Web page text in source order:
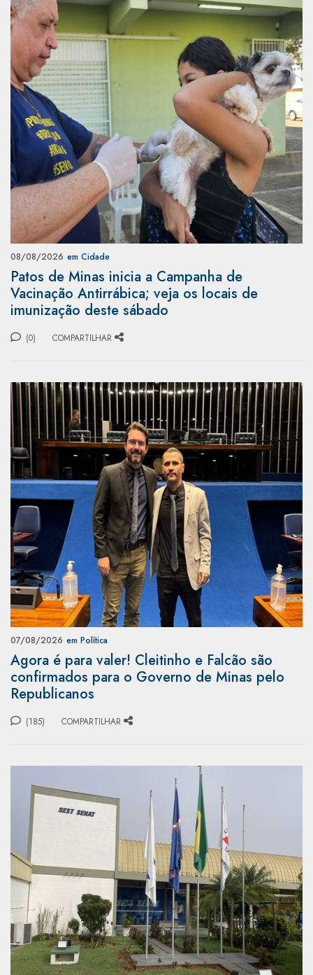
08/08/2026 em Cidade
Patos de Minas inicia a Campanha de
Vacinação Antirrábica; veja os locais de
imunização deste sábado
(0) COMPARTILHAR
07/08/2026 em Política
Agora é para valer! Cleitinho e Falcão são
confirmados para o Governo de Minas pelo
Republicanos
(185) COMPARTILHAR